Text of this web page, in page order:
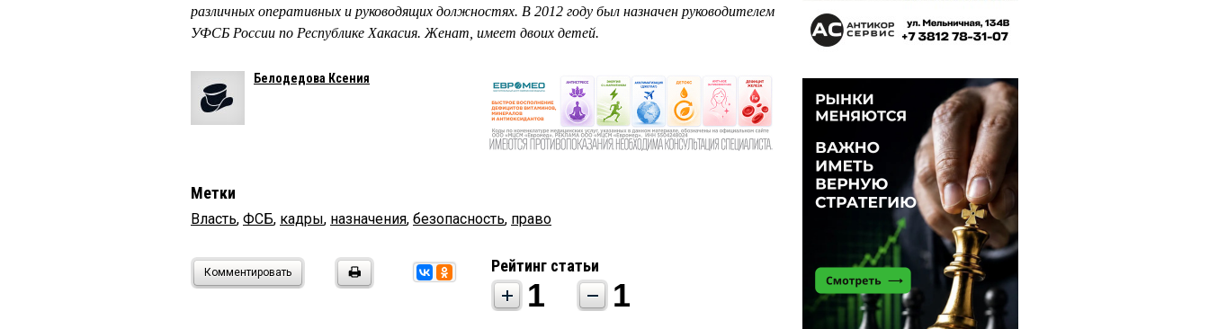
различных оперативных и руководящих должностях. В 2012 году был назначен руководителем
УФСБ России по Республике Хакасия. Женат, имеет двоих детей.
Белодедова Ксения
Метки
Власть, ФСБ, кадры, назначения, безопасность, право
Комментировать Рейтинг статьи
1 1